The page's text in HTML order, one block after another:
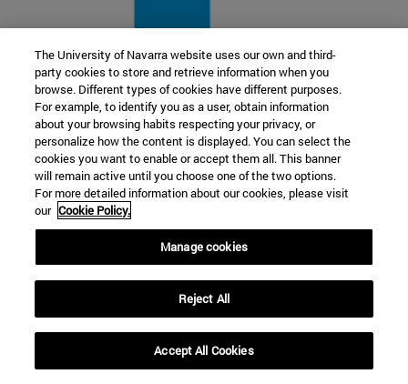
22 SEP
FUNCIÓN Y FICCIÓN. Varios artistas
Más información
The University of Navarra website uses our own and third-
party cookies to store and retrieve information when you
browse. Different types of cookies have different purposes.
For example, to identify you as a user, obtain information
about your browsing habits respecting your privacy, or
personalize how the content is displayed. You can select the
cookies you want to enable or accept them all. This banner
will remain active until you choose one of the two options.
For more detailed information about our cookies, please visit
our Cookie Policy.
Manage cookies
Reject All
Accept All Cookies